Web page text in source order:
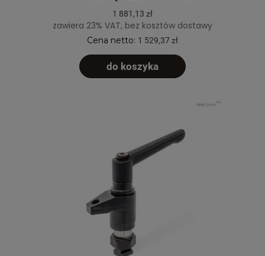
1 881,13 zł
zawiera 23% VAT, bez kosztów dostawy
Cena netto: 1 529,37 zł
do koszyka